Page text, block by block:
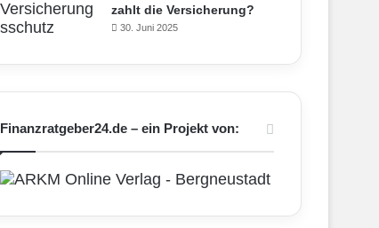
zahlt die Versicherung?
30. Juni 2025
Finanzratgeber24.de – ein Projekt von: